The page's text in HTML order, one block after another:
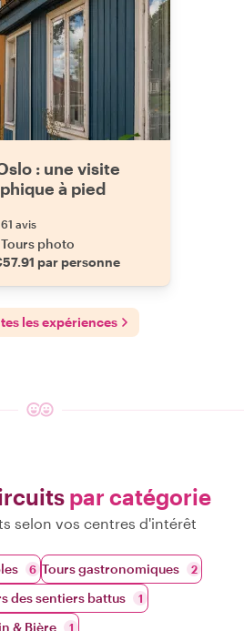
: une visite
à pied
61 avis
Tours photo
par personne
les expériences
par catégorie
selon vos centres d'intérêt
6 Tours gastronomiques 2
des sentiers battus 1
& Bière 1